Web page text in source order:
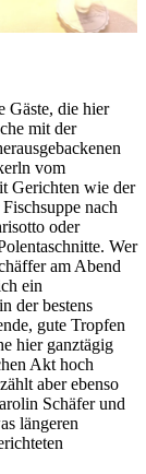
Gäste, die hier
mit der
vom
Gerichten wie der
nach
oder
Wer
am Abend
ein
der bestens
gute Tropfen
hier ganztägig
Akt hoch
aber ebenso
Schäfer und
längeren